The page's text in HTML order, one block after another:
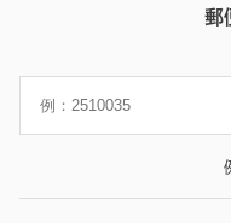
郵